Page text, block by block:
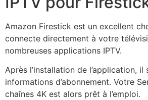
Amazon Firestick est un excellent
connecte directement à votre
nombreuses applications IPTV.
Après l’installation de l’application, il
informations d’abonnement. Votre
chaînes 4K est alors prêt à l’emploi.